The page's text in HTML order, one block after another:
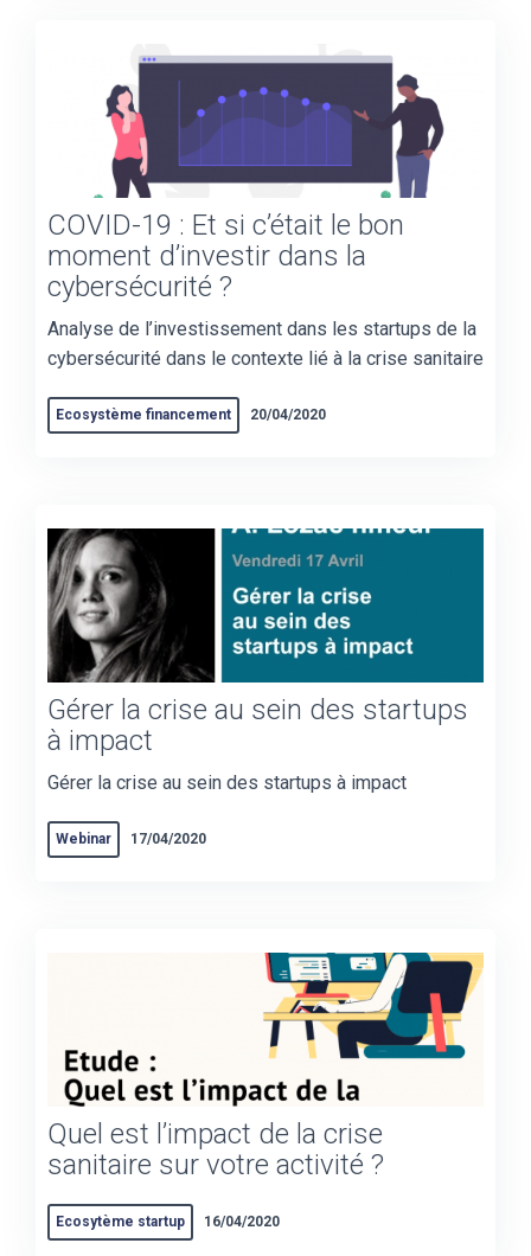
COVID-19 : Et si c’était le bon
moment d’investir dans la
cybersécurité ?
Analyse de l’investissement dans les startups de la
cybersécurité dans le contexte lié à la crise sanitaire
Ecosystème financement 20/04/2020
Gérer la crise au sein des startups
à impact
Gérer la crise au sein des startups à impact
Webinar 17/04/2020
Quel est l’impact de la crise
sanitaire sur votre activité ?
Ecosytème startup 16/04/2020